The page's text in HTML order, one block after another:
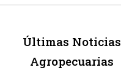
Últimas Noticias
Agropecuarias